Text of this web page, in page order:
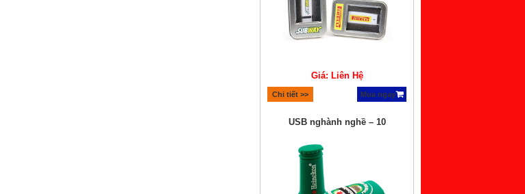
Giá: Liên Hệ
Chi tiết >> Mua ngay
USB nghành nghề – 10